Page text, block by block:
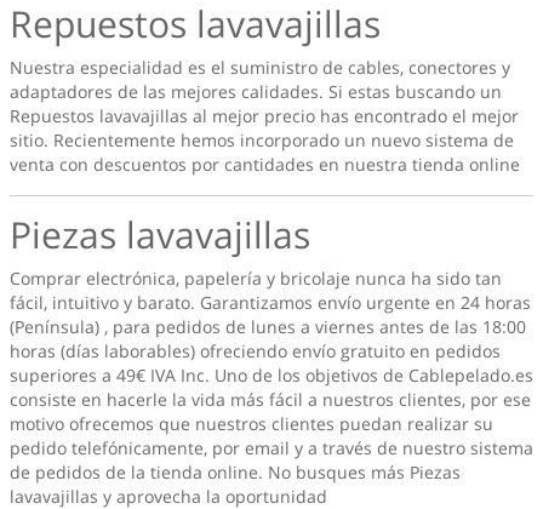
Repuestos lavavajillas
Nuestra especialidad es el suministro de cables, conectores y
adaptadores de las mejores calidades. Si estas buscando un
Repuestos lavavajillas al mejor precio has encontrado el mejor
sitio. Recientemente hemos incorporado un nuevo sistema de
venta con descuentos por cantidades en nuestra tienda online
Piezas lavavajillas
Comprar electrónica, papelería y bricolaje nunca ha sido tan
fácil, intuitivo y barato. Garantizamos envío urgente en 24 horas
(Península) , para pedidos de lunes a viernes antes de las 18:00
horas (días laborables) ofreciendo envío gratuito en pedidos
superiores a 49€ IVA Inc. Uno de los objetivos de Cablepelado.es
consiste en hacerle la vida más fácil a nuestros clientes, por ese
motivo ofrecemos que nuestros clientes puedan realizar su
pedido telefónicamente, por email y a través de nuestro sistema
de pedidos de la tienda online. No busques más Piezas
lavavajillas y aprovecha la oportunidad